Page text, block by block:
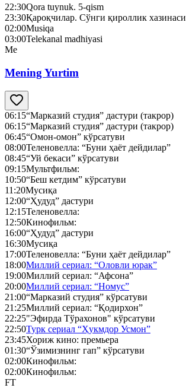
22:30Qora tuynuk. 5-qism
23:30Қароқчилар. Сўнги қироллик хазинаси
02:00Musiqa
03:00Telekanal madhiyasi
Me
Mening Yurtim
06:15“Марказий студия” дастури (такрор)
06:15“Марказий студия” дастури (такрор)
06:45“Омон-омон” кўрсатуви
08:00Теленовелла: “Буни ҳаёт дейдилар”
08:45“Уй бекаси” кўрсатуви
09:15Мультфильм:
10:50“Беш кетдим” кўрсатуви
11:20Мусиқа
12:00“Ҳудуд” дастури
12:15Теленовелла:
12:50Кинофильм:
16:00“Ҳудуд” дастури
16:30Мусиқа
17:00Теленовелла: “Буни ҳаёт дейдилар”
18:00Миллий сериал: “Оловли юрак”
19:00Миллий сериал: “Афсона”
20:00Миллий сериал: “Номус”
21:00“Марказий студия” кўрсатуви
21:25Миллий сериал: “Қодирхон”
22:25"Эфирда Тўрахонов" кўрсатуви
22:50Турк сериал “Ҳукмдор Усмон”
23:45Хориж кино: премьера
01:30“Ўзимизнинг гап” кўрсатуви
02:00Кинофильм:
02:00Кинофильм:
FT